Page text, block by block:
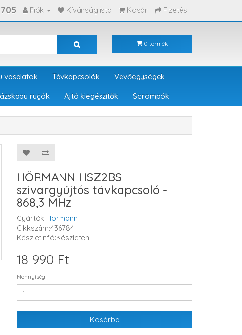
Fiók Kívánságlista Kosár Fizetés
0 termék
vasalatok Távkapcsolók Vevőegységek
rugók Ajtó kiegészítők Sorompók
HÖRMANN HSZ2BS
szivargyújtós távkapcsoló -
868,3 MHz
Gyártók Hörmann
Cikkszám:436784
Készletinfó:Készleten
18 990 Ft
Mennyiség
Kosárba